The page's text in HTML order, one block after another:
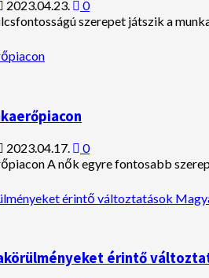
2023.04.23.
0
szerepet játszik a
2023.04.17.
0
A nők egyre fontosabb
érintő változtatások
érintő